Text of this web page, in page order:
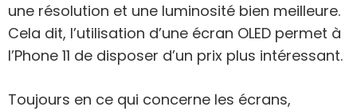
une résolution et une luminosité bien meilleure.
Cela dit, l’utilisation d’une écran OLED permet à
l’Phone 11 de disposer d’un prix plus intéressant.
Toujours en ce qui concerne les écrans,